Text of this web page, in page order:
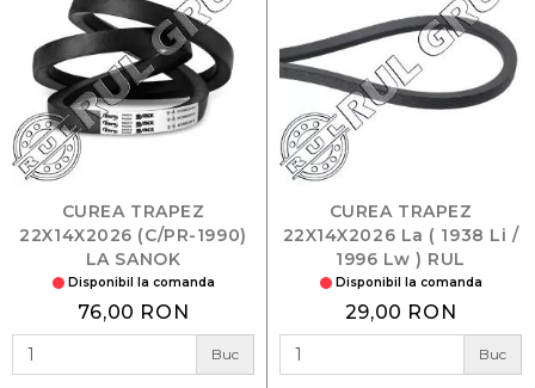
CUREA TRAPEZ
22X14X2026 (C/PR-1990)
LA SANOK
Disponibil la comanda
76,00 RON
Buc
CUREA TRAPEZ
22X14X2026 La ( 1938 Li /
1996 Lw ) RUL
Disponibil la comanda
29,00 RON
Buc